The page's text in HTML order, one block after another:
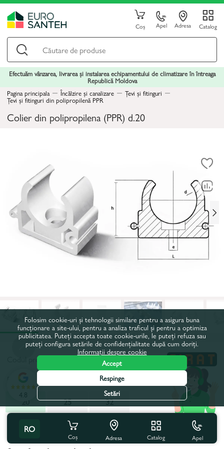
Coș Apel Adresa Catalog
Efectuăm vânzarea, livrarea și instalarea echipamentului de climatizare în întreaga
Republică Moldova
Pagina principala
Încălzire și canalizare Țevi și fitinguri
Țevi și fitinguri din polipropilenă PPR
Colier din polipropilena (PPR) d.20
Codul produsului:14617
Diametru, mm:
25
32
Toate caracteristicile
RO
Coș Adresa Catalog Apel
4.8
Folosim cookie-uri și tehnologii similare pentru a asigura buna
funcționare a site-ului, pentru a analiza traficul și pentru a optimiza
publicitatea. Puteți accepta toate cookie-urile, le puteți refuza sau
puteți configura setările de confidențialitate după cum doriți.
Informații despre cookie
Accept
Respinge
Setări